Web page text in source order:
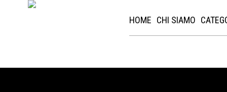
HOME CHI SIAMO